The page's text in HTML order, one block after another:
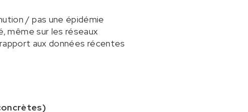
/ pas une épidémie
même sur les réseaux
aux données récentes